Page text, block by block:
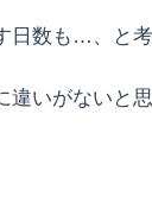
日数も…、と
違いがないと